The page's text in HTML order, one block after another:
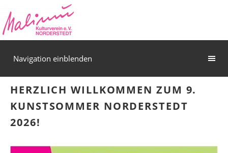
Navigation einblenden
HERZLICH WILLKOMMEN ZUM 9.
KUNSTSOMMER NORDERSTEDT
2026!